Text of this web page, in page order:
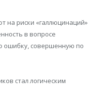
на риски «галлюцинаций»
в вопросе
ошибку, совершенную по
стал логическим